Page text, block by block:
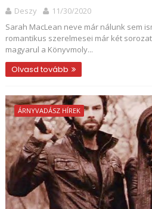
Deszy
11/30/2020
Sarah MacLean neve már nálunk sem
romantikus szerelmesei már két
magyarul a Könyvmoly...
Olvasd tovább
ÁRNYVADÁSZ HÍREK